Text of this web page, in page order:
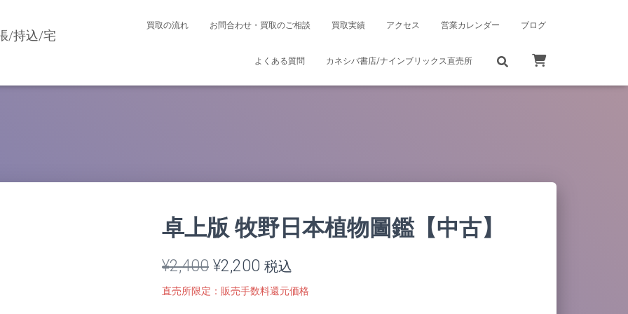
買取の流れ お問合わせ・買取のご相談 買取実績 アクセス 営業カレンダー ブログ
よくある質問 カネシバ書店/ナインブリックス直売所
卓上版 牧野日本植物圖鑑【中古】
¥2,400 元
の
¥2,200 現
在
税込
直売所限定：販売手数料還元価格